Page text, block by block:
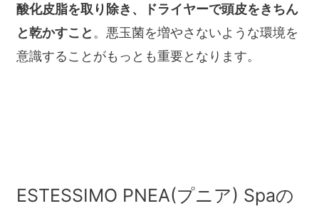
酸化皮脂を取り除き、ドライヤーで頭皮をきちん
と乾かすこと 。悪玉菌を増やさないような環境を
意識することがもっとも重要となります。
ESTESSIMO PNEA(プニア) Spaの